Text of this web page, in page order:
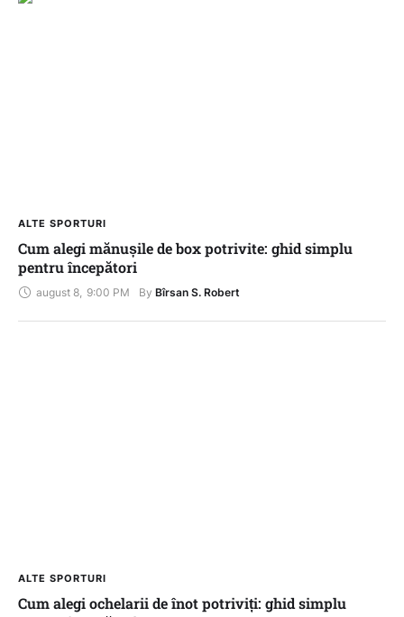
ALTE SPORTURI
Cum alegi mănușile de box potrivite: ghid simplu
pentru începători
august 8 9:00 PM By Bîrsan S. Robert
ALTE SPORTURI
Cum alegi ochelarii de înot potriviți: ghid simplu